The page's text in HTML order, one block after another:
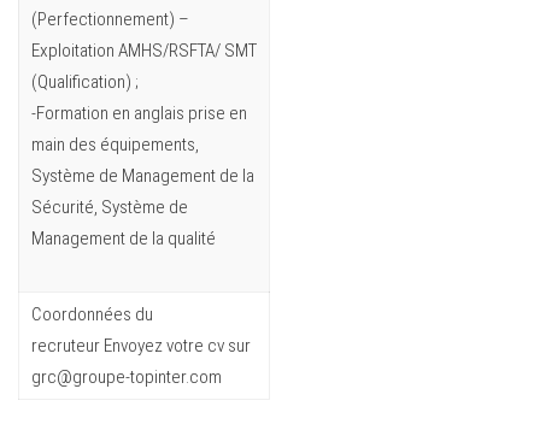
(Perfectionnement) –
Exploitation AMHS/RSFTA/ SMT
(Qualification) ;
-Formation en anglais prise en
main des équipements,
Système de Management de la
Sécurité, Système de
Management de la qualité
Coordonnées du
recruteur Envoyez votre cv sur
grc@groupe-topinter.com